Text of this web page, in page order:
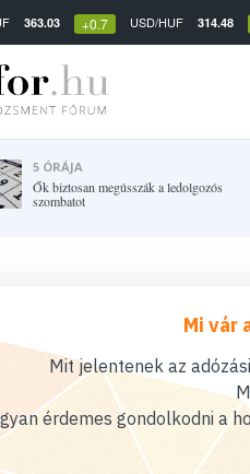
363.03 +0.7 USD/HUF 314.48
5 ÓRÁJA
Ők biztosan megússzák a ledolgozós
szombatot
Mi vár
Mit jelentenek az
érdemes gondolkodni a